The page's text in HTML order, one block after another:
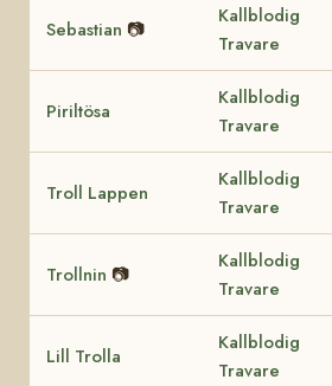
Sebastian 📷
Kallblodig
Travare
Piriltösa
Kallblodig
Travare
Troll Lappen
Kallblodig
Travare
Trollnin 📷
Kallblodig
Travare
Lill Trolla
Kallblodig
Travare